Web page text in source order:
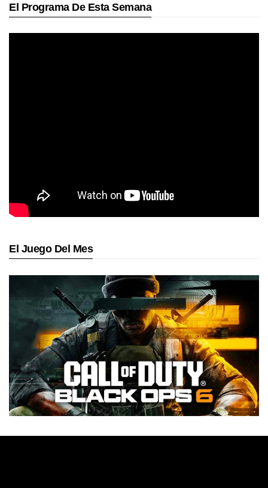
El Programa De Esta Semana
El Juego Del Mes